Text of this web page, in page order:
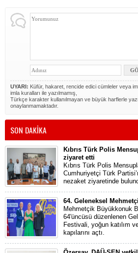
UYARI: Küfür, hakaret, rencide edici cümleler veya
imla kuralları ile yazılmamış,
Türkçe karakter kullanılmayan ve büyük harflerle
onaylanmamaktadır.
SON DAKİKA
Kıbrıs Türk Polis
ziyaret etti
Kıbrıs Türk Polis
Cumhuriyetçi Türk
nezaket ziyaretinde
64. Geleneksel
Mehmetçik Büyükkonuk
64'üncüsü düzenlenen
Festivali, yoğun katılım
kapılarını açtı.